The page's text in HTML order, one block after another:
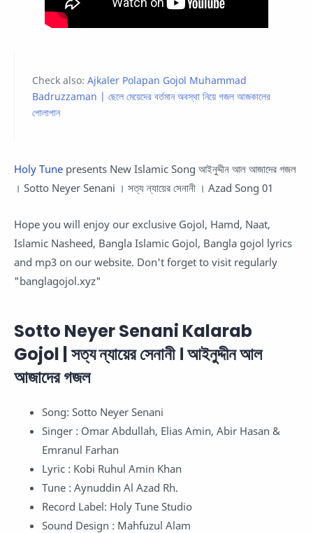
Check also: Ajkaler Polapan Gojol Muhammad
Badruzzaman | ছেলে মেয়েদের বর্তমান অবস্থা নিয়ে গজল আজকালের
পোলাপান
Holy Tune presents New Islamic Song আইনুদ্দীন আল আজাদের গজল
। Sotto Neyer Senani । সত্য ন্যায়ের সেনানী । Azad Song 01
Hope you will enjoy our exclusive Gojol, Hamd, Naat,
Islamic Nasheed, Bangla Islamic Gojol, Bangla gojol lyrics
and mp3 on our website. Don't forget to visit regularly
"banglagojol.xyz"
Sotto Neyer Senani Kalarab
Gojol | সত্য ন্যায়ের সেনানী । আইনুদ্দীন আল
আজাদের গজল
Song: Sotto Neyer Senani
Singer : Omar Abdullah, Elias Amin, Abir Hasan &
Emranul Farhan
Lyric : Kobi Ruhul Amin Khan
Tune : Aynuddin Al Azad Rh.
Record Label: Holy Tune Studio
Sound Design : Mahfuzul Alam